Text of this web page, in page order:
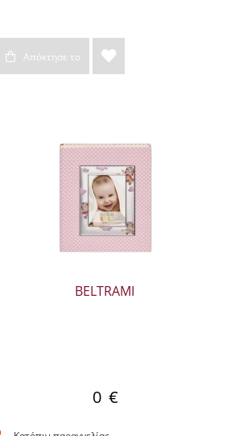
Απόκτησε το
BELTRAMI
0 €